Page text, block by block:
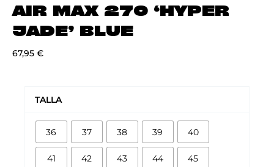
AIR MAX 270 ‘HYPER
JADE’ BLUE
67,95 €
TALLA
36 37 38 39 40
41 42 43 44 45
'HYPER
JADE'
BLUE
cantidad